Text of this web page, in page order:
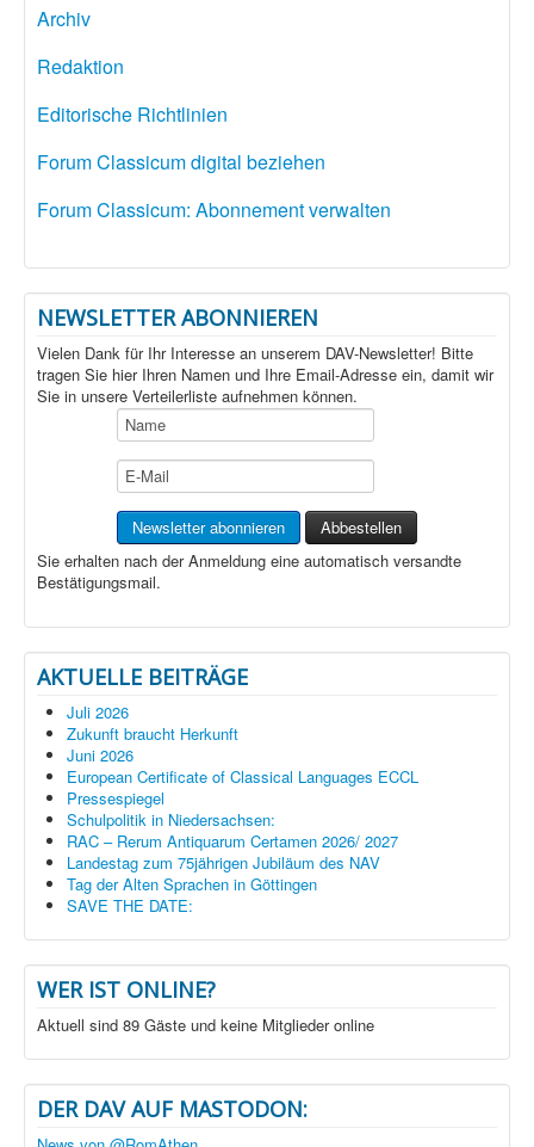
Archiv
Redaktion
Editorische Richtlinien
Forum Classicum digital beziehen
Forum Classicum: Abonnement verwalten
NEWSLETTER ABONNIEREN
Vielen Dank für Ihr Interesse an unserem DAV-Newsletter! Bitte
tragen Sie hier Ihren Namen und Ihre Email-Adresse ein, damit wir
Sie in unsere Verteilerliste aufnehmen können.
Sie erhalten nach der Anmeldung eine automatisch versandte
Bestätigungsmail.
AKTUELLE BEITRÄGE
Juli 2026
Zukunft braucht Herkunft
Juni 2026
European Certificate of Classical Languages ECCL
Pressespiegel
Schulpolitik in Niedersachsen:
RAC – Rerum Antiquarum Certamen 2026/ 2027
Landestag zum 75jährigen Jubiläum des NAV
Tag der Alten Sprachen in Göttingen
SAVE THE DATE:
WER IST ONLINE?
Aktuell sind 89 Gäste und keine Mitglieder online
DER DAV AUF MASTODON: